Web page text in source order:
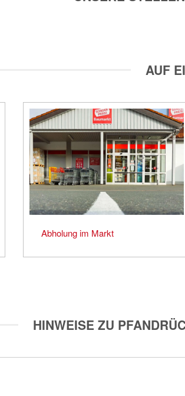
AUF
Abholung im Markt
HINWEISE ZU